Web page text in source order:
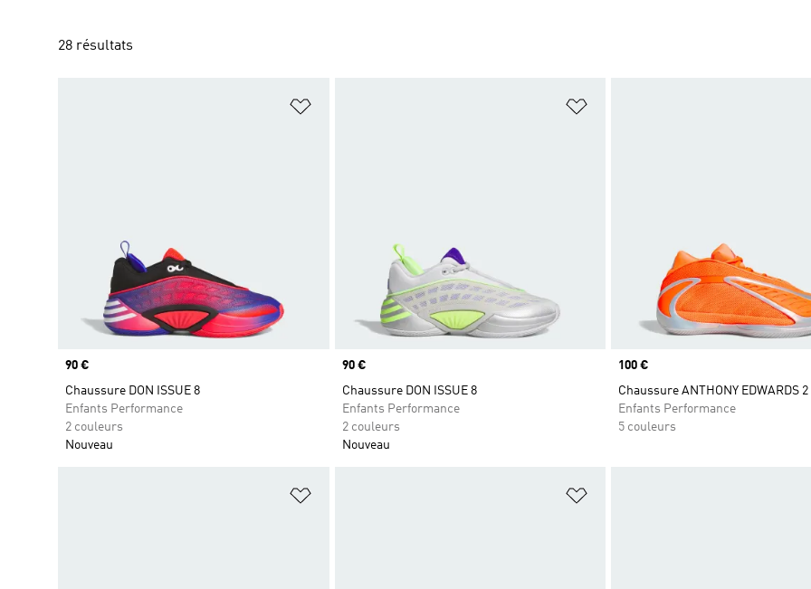
28 résultats
Prix
90 €
Chaussure DON ISSUE 8
Enfants Performance
2 couleurs
Nouveau
Prix
90 €
Chaussure DON ISSUE 8
Enfants Performance
2 couleurs
Nouveau
Prix
100 €
Chaussure ANTHONY EDWARDS 2
Enfants Performance
5 couleurs